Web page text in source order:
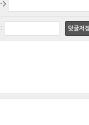
>
: 덧글저